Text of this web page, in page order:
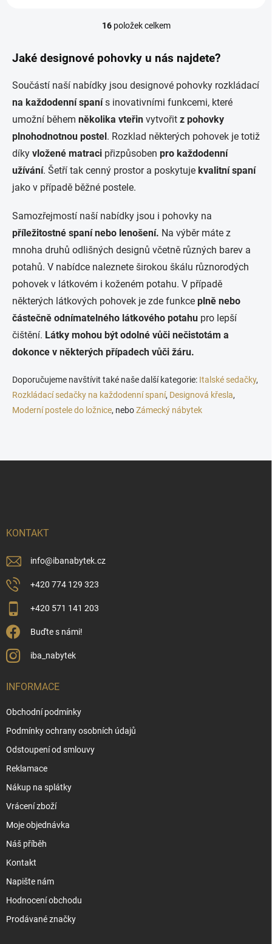
O
l
á
a
c
p
r
k
y
ý
i
s
u
16položek celkem
Jaké designové pohovky u nás najdete?
Součástí naší nabídky jsou designové pohovky rozkládací
na každodenní spanís inovativními funkcemi, které
umožní během několika vteřin vytvořit z pohovky
plnohodnotnou postel. Rozklad některých pohovek je totiž
díky vložené matraci přizpůsoben pro každodenní
užívání. Šetří tak cenný prostor a poskytuje kvalitní spaní
jako v případě běžné postele.
Samozřejmostí naší nabídky jsou i pohovky na
příležitostné spaní nebo lenošení. Na výběr máte z
mnoha druhů odlišných designů včetně různých barev a
potahů. V nabídce naleznete širokou škálu různorodých
pohovek v látkovém i koženém potahu. V případě
některých látkových pohovek je zde funkce plně nebo
částečně odnímatelného látkového potahu pro lepší
čištění. Látky mohou být odolné vůči nečistotám a
dokonce v některých případech vůči žáru.
Doporučujeme navštívit také naše další kategorie: Italské sedačky,
Rozkládací sedačky na každodenní spaní, Designová křesla,
Moderní postele do ložnice, neboZámecký nábytek
KONTAKT
info@ibanabytek.cz
+420 774 129 323
+420 571 141 203
Buďte s námi!
iba_nabytek
INFORMACE
Obchodní podmínky
Podmínky ochrany osobních údajů
Odstoupení od smlouvy
Reklamace
Nákup na splátky
Vrácení zboží
Moje objednávka
Náš příběh
Kontakt
Napište nám
Hodnocení obchodu
Prodávané značky